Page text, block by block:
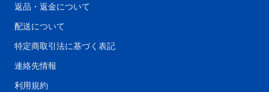
返品・返金について
配送について
特定商取引法に基づく表記
連絡先情報
利用規約